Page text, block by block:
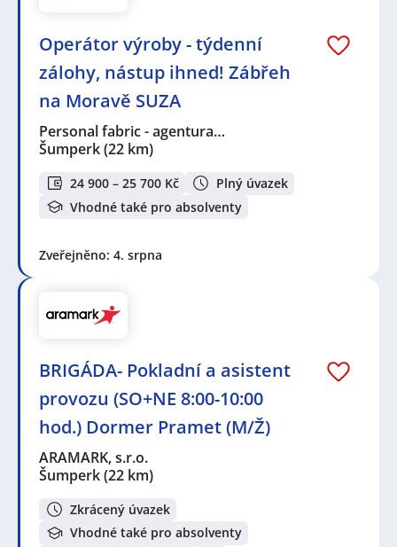
Operátor výroby - týdenní
zálohy, nástup ihned! Zábřeh
na Moravě SUZA
Personal fabric - agentura…
Šumperk(22 km)
24 900 – 25 700 Kč
Plný úvazek
Vhodné také pro absolventy
Zveřejněno: 4. srpna
BRIGÁDA- Pokladní a asistent
provozu (SO+NE 8:00-10:00
hod.) Dormer Pramet (M/Ž)
ARAMARK, s.r.o.
Šumperk(22 km)
Zkrácený úvazek
Vhodné také pro absolventy